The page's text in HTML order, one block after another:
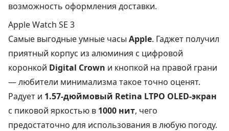
возможность оформления доставки.
Apple Watch SE 3
Самые выгодные умные часы Apple. Гаджет получил
приятный корпус из алюминия с цифровой
коронкой Digital Crown и кнопкой на правой грани
— любители минимализма такое точно оценят.
Радует и 1.57-дюймовый Retina LTPO OLED-экран
с пиковой яркостью в 1000 нит, чего
предостаточно для использования в любую погоду.